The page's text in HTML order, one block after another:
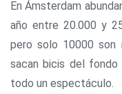
En Ámsterdam
año entre 20.000 y
pero solo 10000 son
sacan bicis del
todo un espectáculo.